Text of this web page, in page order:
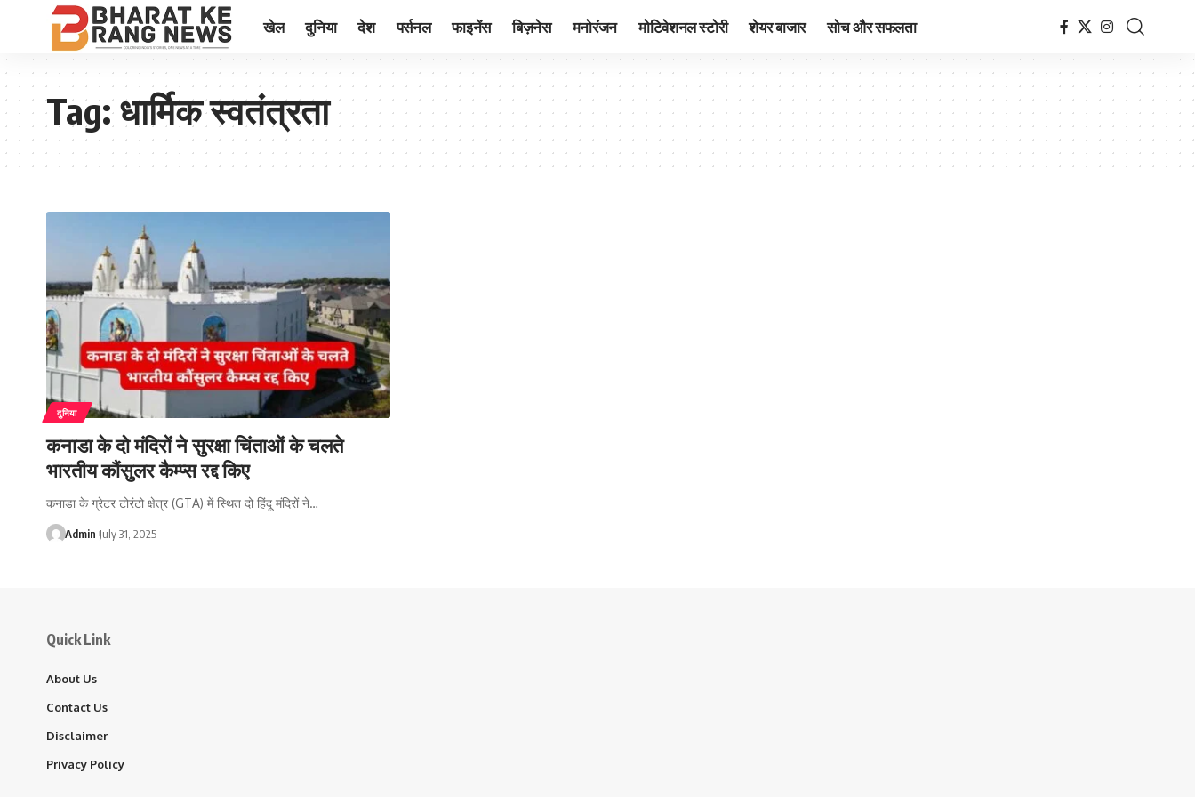
खेल दुनिया देश पर्सनल फाइनेंस बिज़नेस मनोरंजन मोटिवेशनल स्टोरी शेयर बाजार सोच और सफलता
Tag:धार्मिक स्वतंत्रता
दुनिया
कनाडा के दो मंदिरों ने सुरक्षा चिंताओं के चलते
भारतीय कौंसुलर कैम्प्स रद्द किए
कनाडा के ग्रेटर टोरंटो क्षेत्र (GTA) में स्थित दो हिंदू मंदिरों ने…
Admin July 31, 2025
Quick Link
About Us
Contact Us
Disclaimer
Privacy Policy